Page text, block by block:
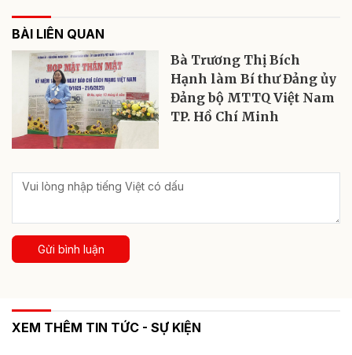
BÀI LIÊN QUAN
Bà Trương Thị Bích
Hạnh làm Bí thư Đảng ủy
Đảng bộ MTTQ Việt Nam
TP. Hồ Chí Minh
Gửi bình luận
XEM THÊM TIN TỨC - SỰ KIỆN